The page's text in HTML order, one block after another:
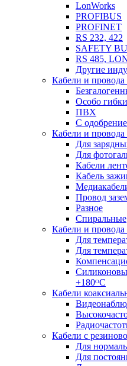
LonWorks
PROFIBUS
PROFINET
RS 232, 422
SAFETY
RS 485,
Другие
Кабели и
Особо
ПВХ
С
Кабели и
Для
Для
Кабели
Кабель
Провод
Разное
Спиральные
Кабели и провода
Для
Для
+180ᴼС
Кабели
Кабели с
Для
Для